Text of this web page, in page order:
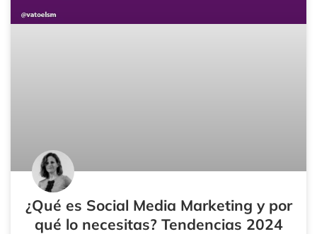
¿Qué es Social Media Marketing y por
qué lo necesitas? Tendencias 2024